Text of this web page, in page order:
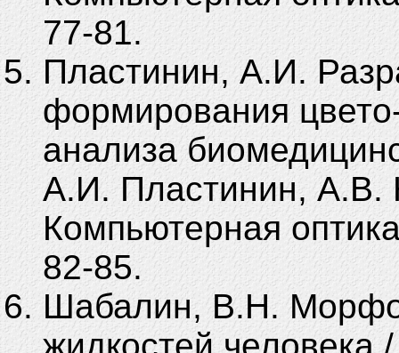
77-81.
Пластинин, А.И.
формирования
анализа
А.И. Пластинин, А.В.
Компьютерная
82-85.
Шабалин, В.Н.